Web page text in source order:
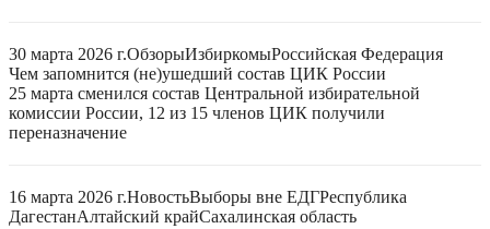
30 марта 2026 г.ОбзорыИзбиркомыРоссийская Федерация
Чем запомнится (не)ушедший состав ЦИК России
25 марта сменился состав Центральной избирательной
комиссии России, 12 из 15 членов ЦИК получили
переназначение
16 марта 2026 г.НовостьВыборы вне ЕДГРеспублика
ДагестанАлтайский крайСахалинская область